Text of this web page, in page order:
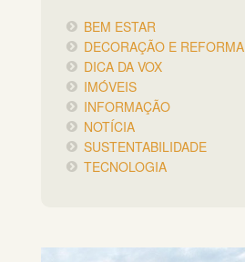
BEM ESTAR
DECORAÇÃO E REFORMA
DICA DA VOX
IMÓVEIS
INFORMAÇÃO
NOTÍCIA
SUSTENTABILIDADE
TECNOLOGIA